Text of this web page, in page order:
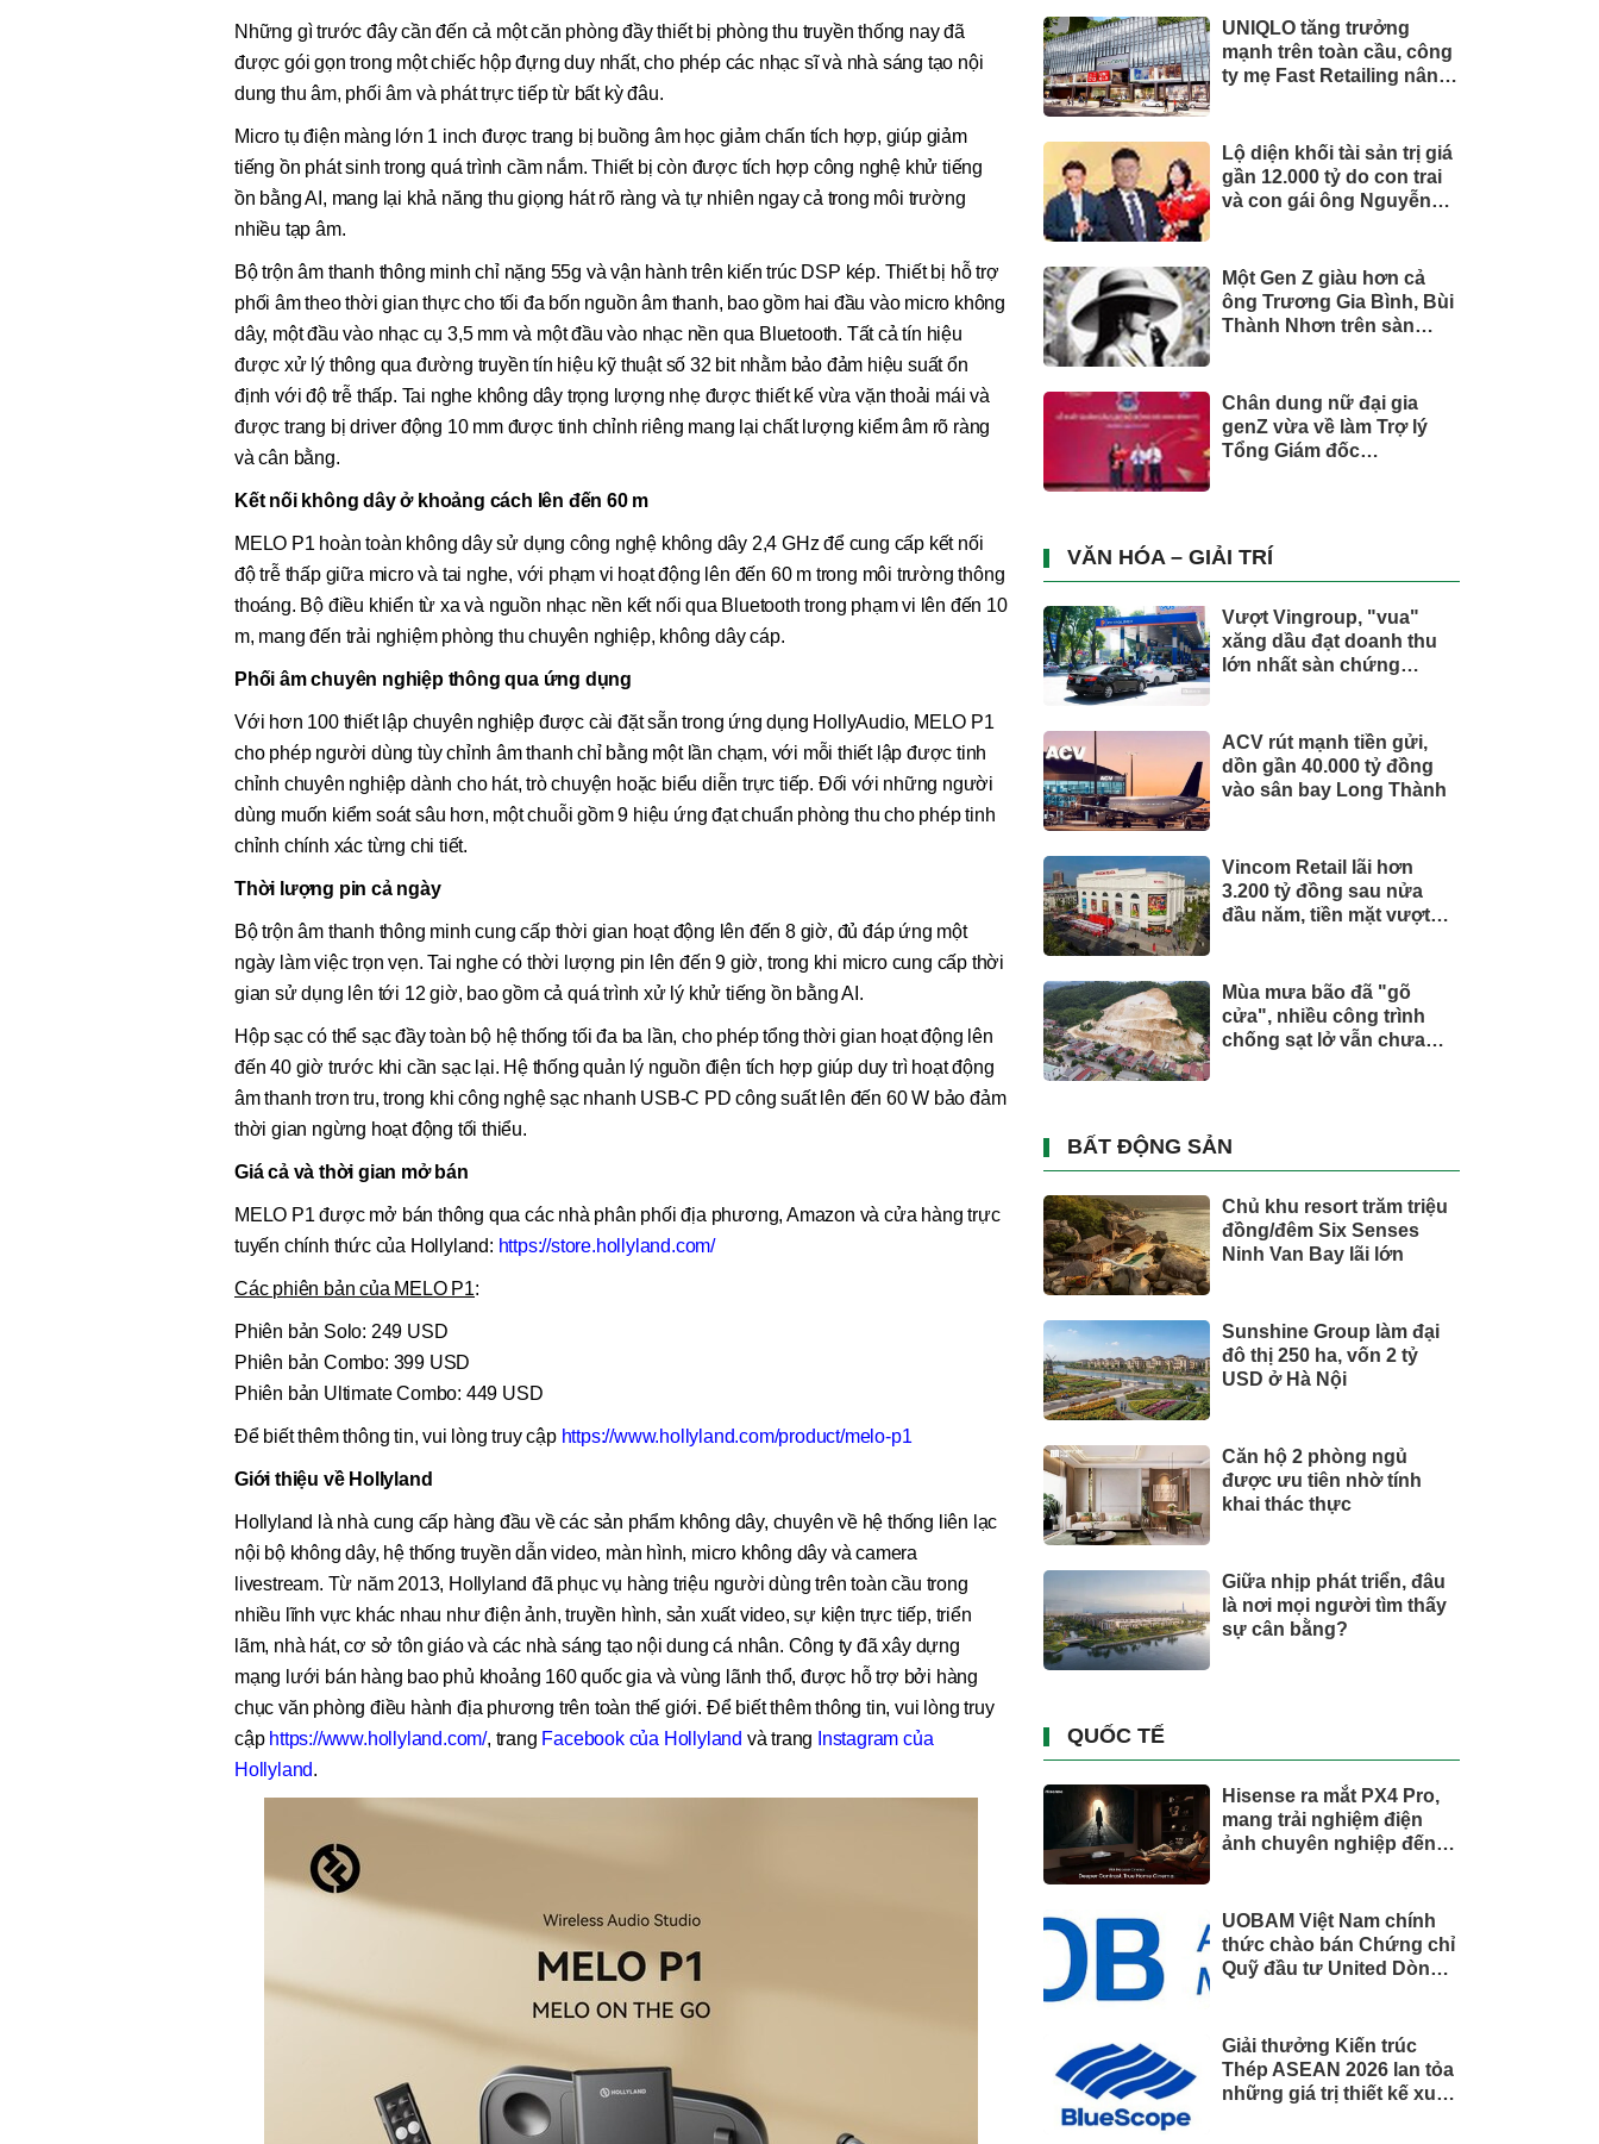
Những gì trước đây cần đến cả một căn phòng đầy thiết bị phòng thu truyền thống nay đã
được gói gọn trong một chiếc hộp đựng duy nhất, cho phép các nhạc sĩ và nhà sáng tạo nội
dung thu âm, phối âm và phát trực tiếp từ bất kỳ đâu.
Micro tụ điện màng lớn 1 inch được trang bị buồng âm học giảm chấn tích hợp, giúp giảm
tiếng ồn phát sinh trong quá trình cầm nắm. Thiết bị còn được tích hợp công nghệ khử tiếng
ồn bằng AI, mang lại khả năng thu giọng hát rõ ràng và tự nhiên ngay cả trong môi trường
nhiều tạp âm.
Bộ trộn âm thanh thông minh chỉ nặng 55g và vận hành trên kiến trúc DSP kép. Thiết bị hỗ trợ
phối âm theo thời gian thực cho tối đa bốn nguồn âm thanh, bao gồm hai đầu vào micro không
dây, một đầu vào nhạc cụ 3,5 mm và một đầu vào nhạc nền qua Bluetooth. Tất cả tín hiệu
được xử lý thông qua đường truyền tín hiệu kỹ thuật số 32 bit nhằm bảo đảm hiệu suất ổn
định với độ trễ thấp. Tai nghe không dây trọng lượng nhẹ được thiết kế vừa vặn thoải mái và
được trang bị driver động 10 mm được tinh chỉnh riêng mang lại chất lượng kiểm âm rõ ràng
và cân bằng.
Kết nối không dây ở khoảng cách lên đến 60 m
MELO P1 hoàn toàn không dây sử dụng công nghệ không dây 2,4 GHz để cung cấp kết nối
độ trễ thấp giữa micro và tai nghe, với phạm vi hoạt động lên đến 60 m trong môi trường thông
thoáng. Bộ điều khiển từ xa và nguồn nhạc nền kết nối qua Bluetooth trong phạm vi lên đến 10
m, mang đến trải nghiệm phòng thu chuyên nghiệp, không dây cáp.
Phối âm chuyên nghiệp thông qua ứng dụng
Với hơn 100 thiết lập chuyên nghiệp được cài đặt sẵn trong ứng dụng HollyAudio, MELO P1
cho phép người dùng tùy chỉnh âm thanh chỉ bằng một lần chạm, với mỗi thiết lập được tinh
chỉnh chuyên nghiệp dành cho hát, trò chuyện hoặc biểu diễn trực tiếp. Đối với những người
dùng muốn kiểm soát sâu hơn, một chuỗi gồm 9 hiệu ứng đạt chuẩn phòng thu cho phép tinh
chỉnh chính xác từng chi tiết.
Thời lượng pin cả ngày
Bộ trộn âm thanh thông minh cung cấp thời gian hoạt động lên đến 8 giờ, đủ đáp ứng một
ngày làm việc trọn vẹn. Tai nghe có thời lượng pin lên đến 9 giờ, trong khi micro cung cấp thời
gian sử dụng lên tới 12 giờ, bao gồm cả quá trình xử lý khử tiếng ồn bằng AI.
Hộp sạc có thể sạc đầy toàn bộ hệ thống tối đa ba lần, cho phép tổng thời gian hoạt động lên
đến 40 giờ trước khi cần sạc lại. Hệ thống quản lý nguồn điện tích hợp giúp duy trì hoạt động
âm thanh trơn tru, trong khi công nghệ sạc nhanh USB-C PD công suất lên đến 60 W bảo đảm
thời gian ngừng hoạt động tối thiểu.
Giá cả và thời gian mở bán
MELO P1 được mở bán thông qua các nhà phân phối địa phương, Amazon và cửa hàng trực
tuyến chính thức của Hollyland: https://store.hollyland.com/
Các phiên bản của MELO P1:
Phiên bản Solo: 249 USD
Phiên bản Combo: 399 USD
Phiên bản Ultimate Combo: 449 USD
Để biết thêm thông tin, vui lòng truy cập https://www.hollyland.com/product/melo-p1
Giới thiệu về Hollyland
Hollyland là nhà cung cấp hàng đầu về các sản phẩm không dây, chuyên về hệ thống liên lạc
nội bộ không dây, hệ thống truyền dẫn video, màn hình, micro không dây và camera
livestream. Từ năm 2013, Hollyland đã phục vụ hàng triệu người dùng trên toàn cầu trong
nhiều lĩnh vực khác nhau như điện ảnh, truyền hình, sản xuất video, sự kiện trực tiếp, triển
lãm, nhà hát, cơ sở tôn giáo và các nhà sáng tạo nội dung cá nhân. Công ty đã xây dựng
mạng lưới bán hàng bao phủ khoảng 160 quốc gia và vùng lãnh thổ, được hỗ trợ bởi hàng
chục văn phòng điều hành địa phương trên toàn thế giới. Để biết thêm thông tin, vui lòng truy
cập https://www.hollyland.com/, trang Facebook của Hollyland và trang Instagram của
Hollyland.
UNIQLO tăng trưởng
mạnh trên toàn cầu, công
ty mẹ Fast Retailing nâng
Lộ diện khối tài sản trị giá
gần 12.000 tỷ do con trai
và con gái ông Nguyễn
Một Gen Z giàu hơn cả
ông Trương Gia Bình, Bùi
Thành Nhơn trên sàn
Chân dung nữ đại gia
genZ vừa về làm Trợ lý
Tổng Giám đốc
trụ, nắm giữ khối tài sản
hàng nghìn tỷ
VĂN HÓA – GIẢI TRÍ
Vượt Vingroup, "vua"
xăng dầu đạt doanh thu
lớn nhất sàn chứng
ACV rút mạnh tiền gửi,
dồn gần 40.000 tỷ đồng
vào sân bay Long Thành
Vincom Retail lãi hơn
3.200 tỷ đồng sau nửa
đầu năm, tiền mặt vượt
Mùa mưa bão đã "gõ
cửa", nhiều công trình
chống sạt lở vẫn chưa
BẤT ĐỘNG SẢN
Chủ khu resort trăm triệu
đồng/đêm Six Senses
Ninh Van Bay lãi lớn
Sunshine Group làm đại
đô thị 250 ha, vốn 2 tỷ
USD ở Hà Nội
Căn hộ 2 phòng ngủ
được ưu tiên nhờ tính
khai thác thực
Giữa nhịp phát triển, đâu
là nơi mọi người tìm thấy
sự cân bằng?
QUỐC TẾ
Hisense ra mắt PX4 Pro,
mang trải nghiệm điện
ảnh chuyên nghiệp đến
UOBAM Việt Nam chính
thức chào bán Chứng chỉ
Quỹ đầu tư United Dòng
Giải thưởng Kiến trúc
Thép ASEAN 2026 lan tỏa
những giá trị thiết kế xuất